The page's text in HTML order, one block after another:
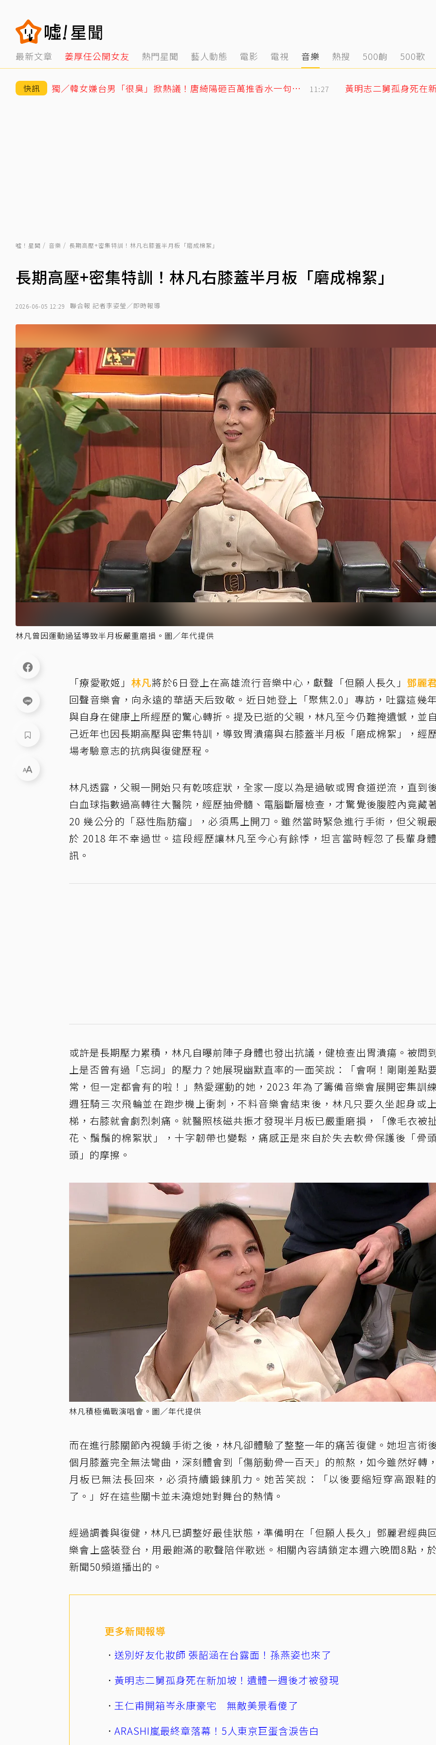
最新文章 姜厚任公開女友 熱門星聞 藝人動態 電影 電視 音樂 熱搜 500齣 500歌
快訊 獨／韓女嫌台男「很臭」掀熱議！唐綺陽砸百萬推香水一句話替台男平反 11:27
噓！星聞 音樂 長期高壓+密集特訓！林凡右膝蓋半月板「磨成棉絮」
長期高壓+密集特訓！林凡右膝蓋半月板「磨成棉絮」
2026-06-05 12:29 聯合報 記者李姿瑩／即時報導
林凡曾因運動過猛導致半月板嚴重磨損。圖／年代提供
「療愛歌姬」 林凡將於6日登上在高雄流行音樂中心，獻聲「但願人長久」 鄧麗君
回聲音樂會，向永遠的華語天后致敬。近日她登上「聚焦2.0」專訪，吐露這幾
與自身在健康上所經歷的驚心轉折。提及已逝的父親，林凡至今仍難掩遺憾，並
己近年也因長期高壓與密集特訓，導致胃潰瘍與右膝蓋半月板「磨成棉絮」，經
場考驗意志的抗病與復健歷程。
林凡透露，父親一開始只有乾咳症狀，全家一度以為是過敏或胃食道逆流，直到
白血球指數過高轉往大醫院，經歷抽骨髓、電腦斷層檢查，才驚覺後腹腔內竟藏
20 幾公分的「惡性脂肪瘤」，必須馬上開刀。雖然當時緊急進行手術，但父親
於 2018 年不幸過世。這段經歷讓林凡至今心有餘悸，坦言當時輕忽了長輩身
訊。
或許是長期壓力累積，林凡自曝前陣子身體也發出抗議，健檢查出胃潰瘍。被問
上是否曾有過「忘詞」的壓力？她展現幽默直率的一面笑說：「會啊！剛剛差點
常，但一定都會有的啦！」熱愛運動的她，2023 年為了籌備音樂會展開密集訓
週狂騎三次飛輪並在跑步機上衝刺，不料音樂會結束後，林凡只要久坐起身或
梯，右膝就會劇烈刺痛。就醫照核磁共振才發現半月板已嚴重磨損，「像毛衣被
花、鬚鬚的棉絮狀」，十字韌帶也變鬆，痛感正是來自於失去軟骨保護後「骨
頭」的摩擦。
林凡積極備戰演唱會。圖／年代提供
而在進行膝關節內視鏡手術之後，林凡卻體驗了整整一年的痛苦復健。她坦言術
個月膝蓋完全無法彎曲，深刻體會到「傷筋動骨一百天」的煎熬，如今雖然好轉
月板已無法長回來，必須持續鍛鍊肌力。她苦笑說：「以後要縮短穿高跟鞋
了。」好在這些關卡並未澆熄她對舞台的熱情。
經過調養與復健，林凡已調整好最佳狀態，準備明在「但願人長久」鄧麗君經典
樂會上盛裝登台，用最飽滿的歌聲陪伴歌迷。相關內容請鎖定本週六晚間8點，
新聞50頻道播出的。
更多新聞報導
送別好友化妝師 張韶涵在台露面！孫燕姿也來了
黃明志二舅孤身死在新加坡！遺體一週後才被發現
王仁甫開箱岑永康豪宅 無敵美景看傻了
ARASHI嵐最終章落幕！5人東京巨蛋含淚告白